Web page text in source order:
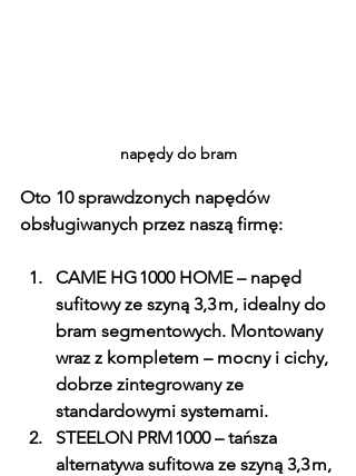
napędy do bram
Oto 10 sprawdzonych napędów
obsługiwanych przez naszą firmę:
CAME HG 1000 HOME – napęd
sufitowy ze szyną 3,3 m, idealny do
bram segmentowych. Montowany
wraz z kompletem – mocny i cichy,
dobrze zintegrowany ze
standardowymi systemami.
STEELON PRM 1000 – tańsza
alternatywa sufitowa ze szyną 3,3 m,